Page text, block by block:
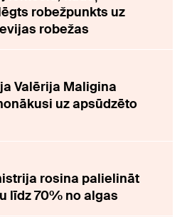
robežpunkts uz
robežas
Valērija Maligina
uz apsūdzēto
rosina palielināt
līdz 70% no algas